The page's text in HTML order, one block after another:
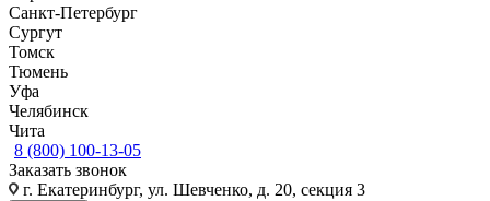
Санкт-Петербург
Сургут
Томск
Тюмень
Уфа
Челябинск
Чита
8 (800) 100-13-05
Заказать звонок
г. Екатеринбург, ул. Шевченко, д. 20, секция 3